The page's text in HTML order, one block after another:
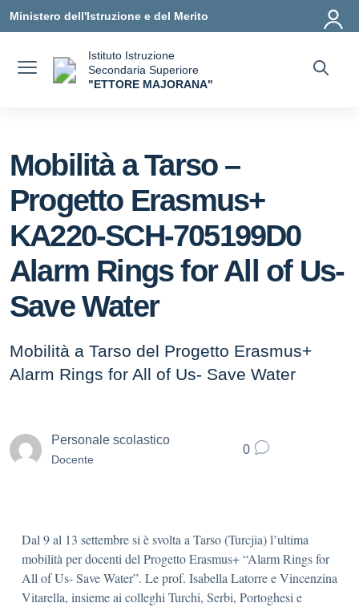
Ministero dell'Istruzione e del Merito
Istituto Istruzione
Secondaria Superiore
"ETTORE MAJORANA"
Mobilità a Tarso –
Progetto Erasmus+
KA220-SCH-705199D0
Alarm Rings for All of Us-
Save Water
Mobilità a Tarso del Progetto Erasmus+
Alarm Rings for All of Us- Save Water
Personale scolastico
Docente
0
Dal 9 al 13 settembre si è svolta a Tarso (Turcjia) l’ultima
mobilità per docenti del Progetto Erasmus+ “Alarm Rings for
All of Us- Save Water”. Le prof. Isabella Latorre e Vincenzina
Vitarella, insieme ai colleghi Turchi, Serbi, Portoghesi e